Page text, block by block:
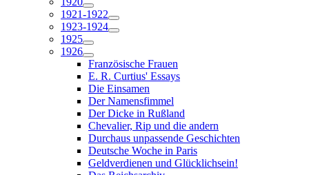
1921-1922
1923-1924
1925
1926
Französische Frauen
E. R. Curtius' Essays
Die Einsamen
Der Namensfimmel
Der Dicke in Rußland
Chevalier, Rip und die andern
Durchaus unpassende Geschichten
Deutsche Woche in Paris
Geldverdienen und Glücklichsein!